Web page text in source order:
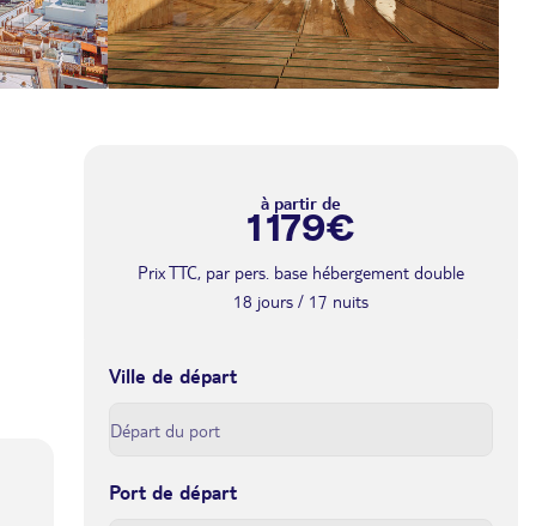
à partir de
1 179€
Prix TTC, par pers. base hébergement double
18 jours / 17 nuits
Ville de départ
Port de départ